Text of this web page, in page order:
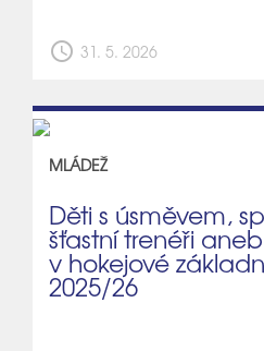
schedule 31. 5. 2026
MLÁDEŽ
Děti s úsměvem,
šťastní trenéři
v hokejové
2025/26